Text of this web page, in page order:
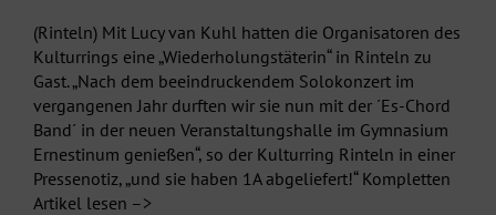
(Rinteln) Mit Lucy van Kuhl hatten die Organisatoren des
Kulturrings eine „Wiederholungstäterin“ in Rinteln zu
Gast. „Nach dem beeindruckendem Solokonzert im
vergangenen Jahr durften wir sie nun mit der ´Es-Chord
Band´ in der neuen Veranstaltungshalle im Gymnasium
Ernestinum genießen“, so der Kulturring Rinteln in einer
Pressenotiz, „und sie haben 1A abgeliefert!“ Kompletten
Artikel lesen –>